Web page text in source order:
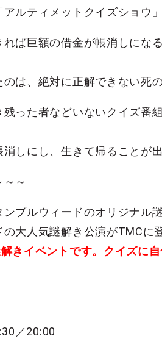
ルティメットクイズショウ」
れば巨額の借金が帳消しにな
のは、絶対に正解できない死
った者などいないクイズ番
しにし、生きて帰ることが
～
ブルウィードのオリジナル
大人気謎解き公演がTMCに
きイベントです。クイズに
／20:00